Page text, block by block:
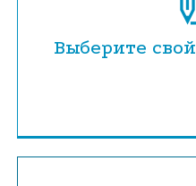
Выберите